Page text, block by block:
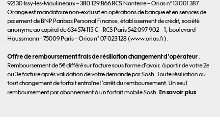
92130 Issy-les-Moulineaux – 380 129 866 RCS Nanterre – Orias n° 13 001 387.
Orange est mandataire non-exclusif en opérations de banque et en services de
paiement de BNP Paribas Personal Finance, établissement de crédit, société
anonyme au capital de 634 574 115 € – RCS Paris 542 097 902 – 1, boulevard
Haussmann - 75009 Paris – Orias n° 07 023 128 (www.orias.fr).
Offre de remboursement frais de résiliation changement d'opérateur :
Remboursement de 5€ différé sur facture sous forme d’avoir, à partir de votre 2e
ou 3e facture après validation de votre demande par Sosh. Toute résiliation ou
tout changement de forfait entraîne l’arrêt du remboursement. Un seul
remboursement par abonnement à un forfait mobile Sosh. En savoir plus